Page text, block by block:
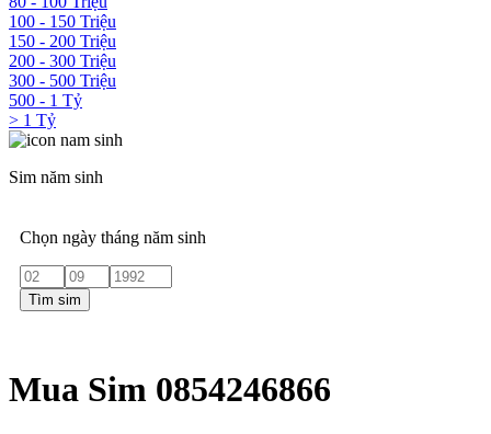
100 - 150 Triệu
150 - 200 Triệu
200 - 300 Triệu
300 - 500 Triệu
500 - 1 Tỷ
> 1 Tỷ
Sim năm sinh
Chọn ngày tháng năm sinh
Tìm sim
Mua Sim 0854246866